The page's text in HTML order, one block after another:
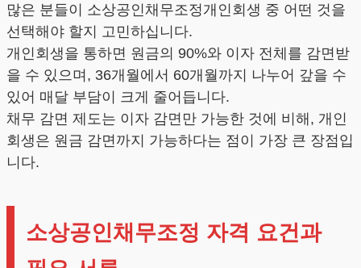
많은 분들이 소상공인채무조정개인회생 중 어떤 것을
선택해야 할지 고민하십니다.
개인회생을 통하면 원금의 90%와 이자 전체를 감면받
을 수 있으며, 36개월에서 60개월까지 나누어 갚을 수
있어 매달 부담이 크게 줄어듭니다.
채무 감면 제도는 이자 감면만 가능한 것에 비해, 개인
회생은 원금 감면까지 가능하다는 점이 가장 큰 장점입
니다.
소상공인채무조정 자격 요건과